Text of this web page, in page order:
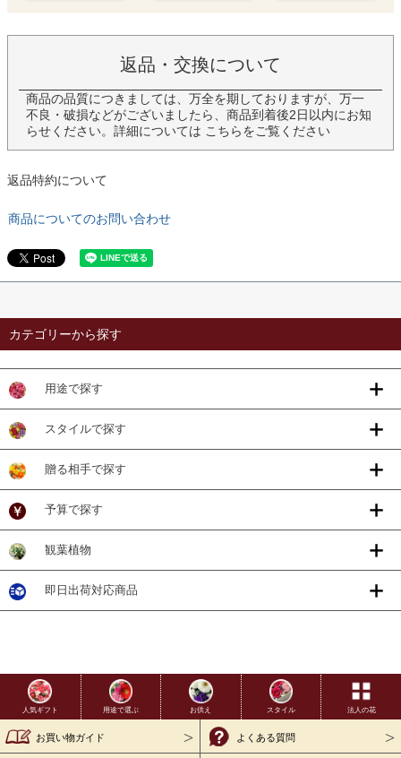
返品・交換について
商品の品質につきましては、万全を期しておりますが、万一
不良・破損などがございましたら、商品到着後2日以内にお知
らせください。詳細については こちらをご覧ください
返品特約について
商品についてのお問い合わせ
カテゴリーから探す
用途で探す
スタイルで探す
贈る相手で探す
予算で探す
観葉植物
即日出荷対応商品
人気ギフト 用途で選ぶ お供え スタイル 法人の花
お買い物ガイド よくある質問